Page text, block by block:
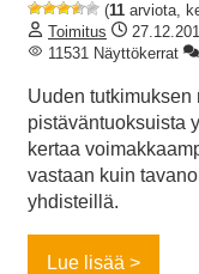
(11 arviota,
Toimitus
11531 Näyttökerrat
Uuden
pistäväntuoksuista
kertaa
vastaan kuin
yhdisteillä.
Lue lisää